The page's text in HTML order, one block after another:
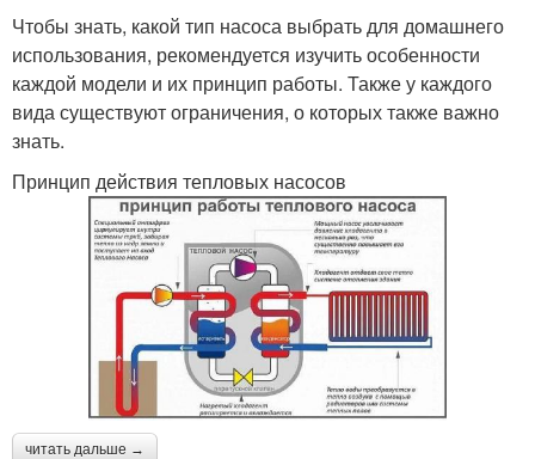
Чтобы знать, какой тип насоса выбрать для домашнего
использования, рекомендуется изучить особенности
каждой модели и их принцип работы. Также у каждого
вида существуют ограничения, о которых также важно
знать.
Принцип действия тепловых насосов
читать дальше →